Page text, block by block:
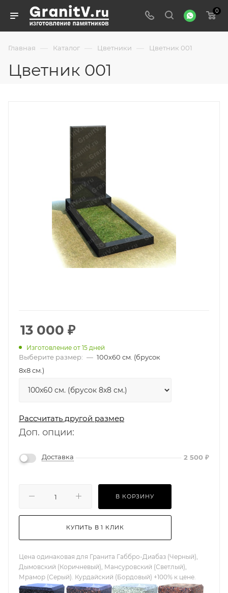
0
Главная — Каталог — Цветники — Цветник 001
Цветник 001
13 000 ₽
Изготовление от 15 дней
Выберите размер: — 100х60 см. (брусок
8х8 см.)
Рассчитать другой размер
Доп. опции:
Доставка 2 500 ₽
В КОРЗИНУ
КУПИТЬ В 1 КЛИК
Цена одинаковая для Гранита Габбро-Диабаз (Черный),
Дымовский (Коричневый), Мансуровский (Светлый),
Мрамор (Серый). Курдайский (Бордовый) +100% к цене.